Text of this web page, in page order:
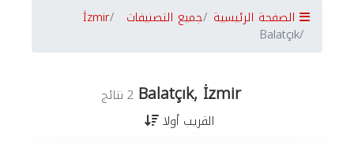
الصفحة الرئيسية جميع التصنيفات İzmir
Balatçık
Balatçık, İzmir 2 نتائج
القريب أولا